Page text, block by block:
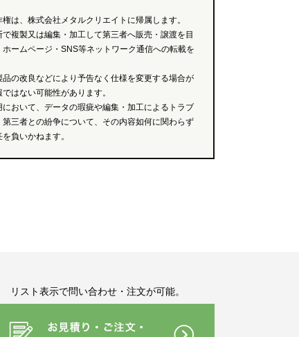
は、株式会社メタルクリエイトに帰属します。
で複製又は編集・加工して第三者へ販売・譲渡を目
ームページ・SNS等ネットワーク通信への転載を
品の改良などにより予告なく仕様を変更する場合が
はない可能性があります。
において、データの瑕疵や編集・加工によるトラブ
第三者との紛争について、その内容如何に関わらず
負いかねます。
リスト表示で問い合わせ・注文が可能。